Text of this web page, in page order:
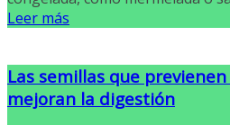
Leer más
Las semillas que
mejoran la digestión